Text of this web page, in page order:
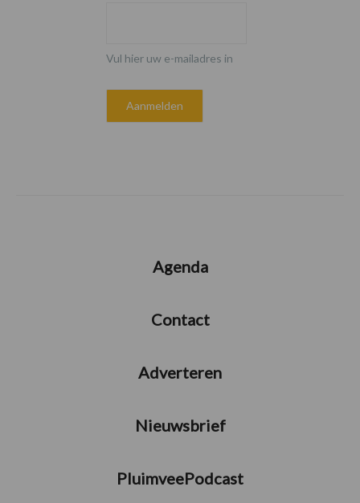
Vul hier uw e-mailadres in
Agenda
Contact
Adverteren
Nieuwsbrief
PluimveePodcast